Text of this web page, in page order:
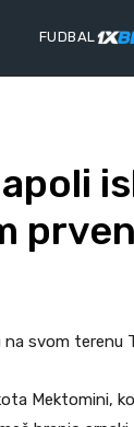
FUDBAL
na svom
Mektomini,